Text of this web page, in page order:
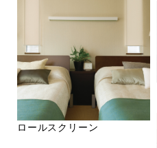
ロールスクリーン